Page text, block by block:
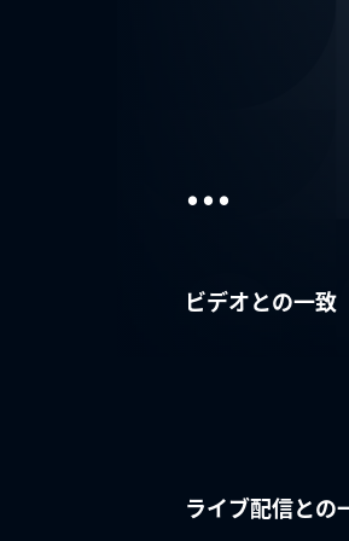
...
ビデオとの一致
ライブ配信との